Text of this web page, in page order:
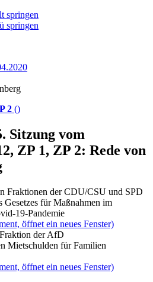
springen
springen
2 ()
Sitzung vom
ZP 1, ZP 2: Rede von
Fraktionen der CDU/CSU und SPD
Gesetzes für Maßnahmen im
19-Pandemie
öffnet ein neues Fenster)
der AfD
Mietschulden für Familien
öffnet ein neues Fenster)